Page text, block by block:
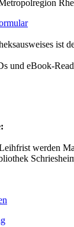
ist
und eBook-
werden